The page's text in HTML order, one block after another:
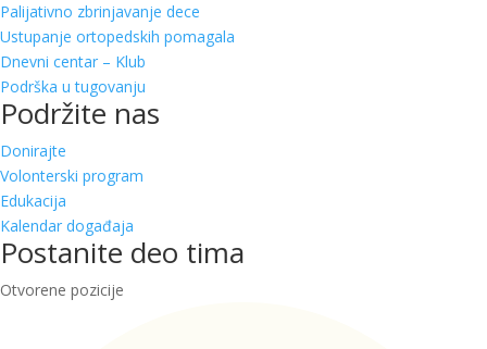
Palijativno zbrinjavanje dece
Ustupanje ortopedskih pomagala
Dnevni centar – Klub
Podrška u tugovanju
Podržite nas
Donirajte
Volonterski program
Edukacija
Kalendar događaja
Postanite deo tima
Otvorene pozicije